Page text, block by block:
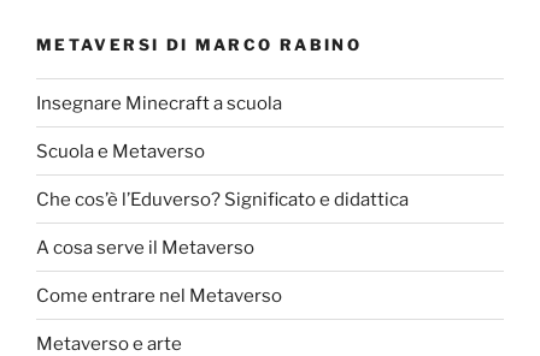
METAVERSI DI MARCO RABINO
Insegnare Minecraft a scuola
Scuola e Metaverso
Che cos’è l’Eduverso? Significato e didattica
A cosa serve il Metaverso
Come entrare nel Metaverso
Metaverso e arte